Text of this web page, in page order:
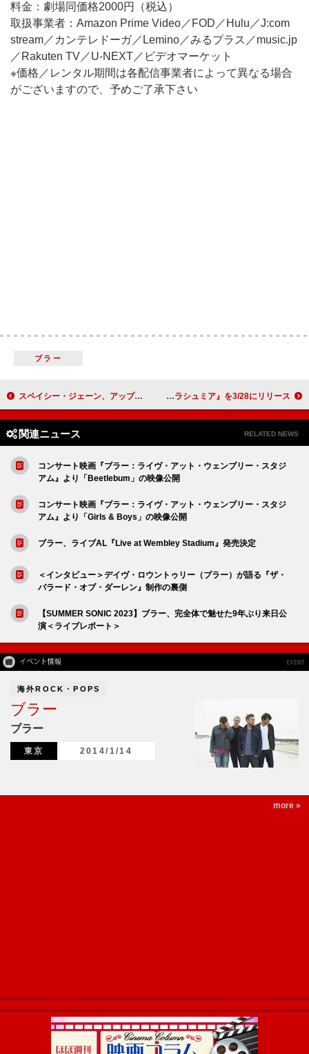
料金：劇場同価格2000円（税込）
取扱事業者：Amazon Prime Video／FOD／Hulu／J:com
stream／カンテレドーガ／Lemino／みるプラス／music.jp
／Rakuten TV／U-NEXT／ビデオマーケット
※価格／レンタル期間は各配信事業者によって異なる場合
がございますので、予めご了承下さい
ブラー
スペイシー・ジェーン、アップビートな新曲「All the Noise」公開 マムフォード＆サンズ、5thアルバム『ラシュミア』を3/28にリリース
関連ニュース RELATED NEWS
コンサート映画『ブラー：ライヴ・アット・ウェンブリー・スタジ
アム』より「Beetlebum」の映像公開
コンサート映画『ブラー：ライヴ・アット・ウェンブリー・スタジ
アム』より「Girls & Boys」の映像公開
ブラー、ライブAL『Live at Wembley Stadium』発売決定
＜インタビュー＞デイヴ・ロウントゥリー（ブラー）が語る『ザ・
バラード・オブ・ダーレン』制作の裏側
【SUMMER SONIC 2023】ブラー、完全体で魅せた9年ぶり来日公
演＜ライブレポート＞
海外ROCK・POPS
ブラー
ブラー
東京 2014/1/14
more »